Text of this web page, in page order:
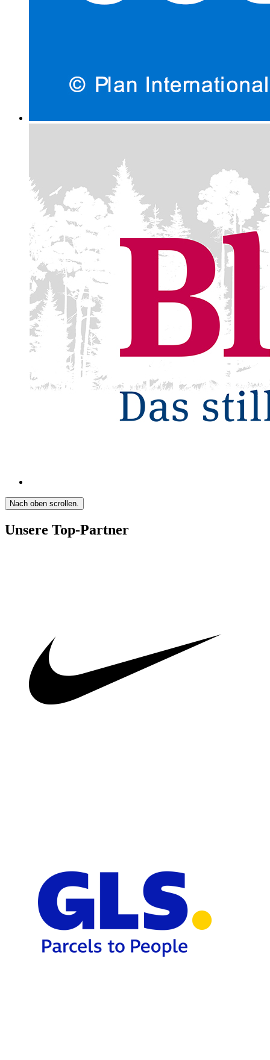
Nach oben scrollen.
Unsere Top-Partner